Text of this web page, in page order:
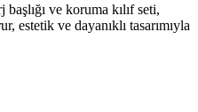
ve koruma kılıf seti,
estetik ve dayanıklı tasarımıyla